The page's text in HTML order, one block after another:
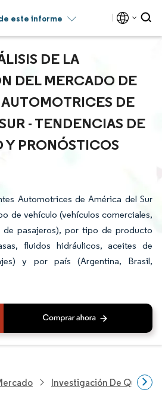
este informe
DE LA
DEL MERCADO DE
DE
- TENDENCIAS DE
PRONÓSTICOS
Automotrices de América del Sur
de vehículo (vehículos comerciales,
de pasajeros), por tipo de producto
fluidos hidráulicos, aceites de
y por país (Argentina, Brasil,
Investigación De